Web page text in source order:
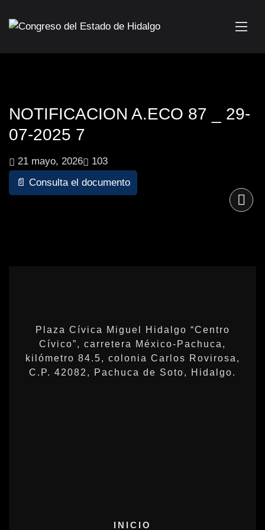
NOTIFICACION A.ECO 87 _ 29-
07-2025 7
21 mayo, 2026
103
📄 Consulta el documento
Plaza Cívica Miguel Hidalgo “Centro
Cívico”, carretera México-Pachuca,
kilómetro 84.5, colonia Carlos Rovirosa,
C.P. 42082, Pachuca de Soto, Hidalgo.
INICIO